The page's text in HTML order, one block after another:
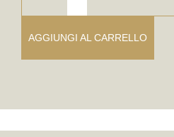
AGGIUNGI AL CARRELLO